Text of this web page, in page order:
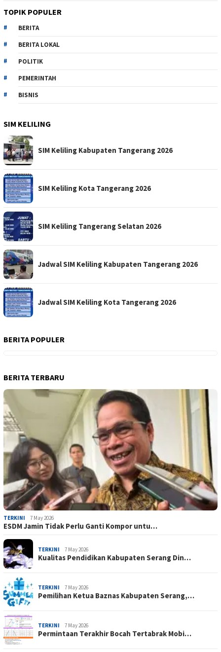
TOPIK POPULER
BERITA
BERITA LOKAL
POLITIK
PEMERINTAH
BISNIS
SIM KELILING
SIM Keliling Kabupaten Tangerang 2026
SIM Keliling Kota Tangerang 2026
SIM Keliling Tangerang Selatan 2026
Jadwal SIM Keliling Kabupaten Tangerang 2026
Jadwal SIM Keliling Kota Tangerang 2026
BERITA POPULER
BERITA TERBARU
TERKINI 7 May 2026
ESDM Jamin Tidak Perlu Ganti Kompor untu…
TERKINI 7 May 2026
Kualitas Pendidikan Kabupaten Serang Din…
TERKINI 7 May 2026
Pemilihan Ketua Baznas Kabupaten Serang,…
TERKINI 7 May 2026
Permintaan Terakhir Bocah Tertabrak Mobi…